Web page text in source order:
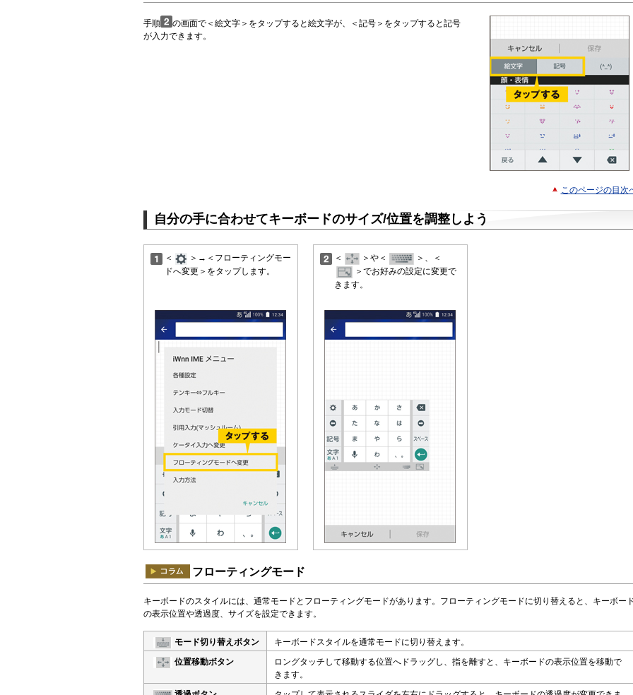
手順
の画面で＜絵文字＞をタップすると絵文字が、＜記号＞をタップすると記号
が入力できます。
このページの目次
自分の手に合わせてキーボードのサイズ/位置を調整しよう
＜
＞→＜フローティングモー
ドへ変更＞をタップします。
＜ ＞や＜
＞、＜
＞でお好みの設定に変更で
きます。
フローティングモード
キーボードのスタイルには、通常モードとフローティングモードがあります。フローティングモードに切り替えると、キーボー
の表示位置や透過度、サイズを設定できます。
モード切り替えボタン
キーボードスタイルを通常モードに切り替えます。
位置移動ボタン
ロングタッチして移動する位置へドラッグし、指を離すと、キーボードの表示位置を移動で
きます。